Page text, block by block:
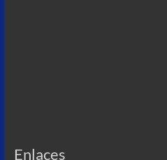
Enlaces